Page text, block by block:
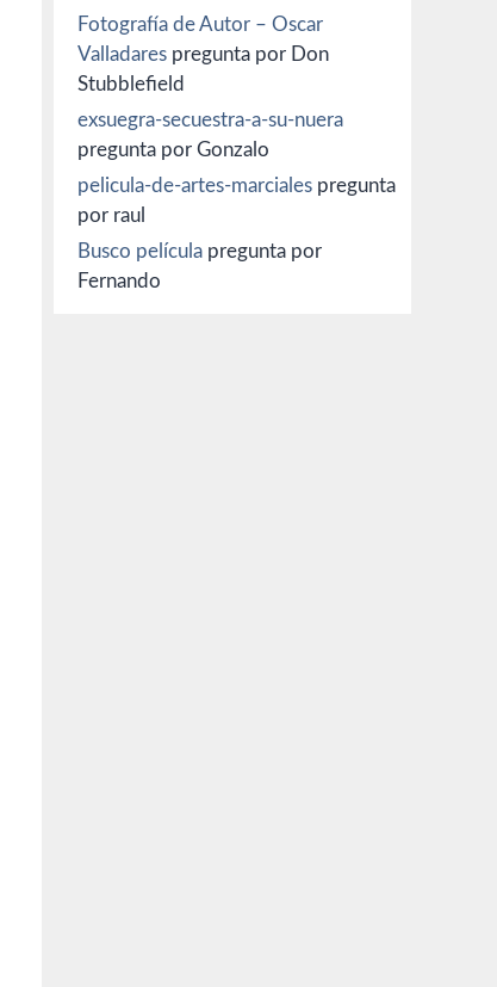
Fotografía de Autor – Oscar
Valladares pregunta por Don
Stubblefield
exsuegra-secuestra-a-su-nuera
pregunta por Gonzalo
pelicula-de-artes-marciales pregunta
por raul
Busco película pregunta por
Fernando